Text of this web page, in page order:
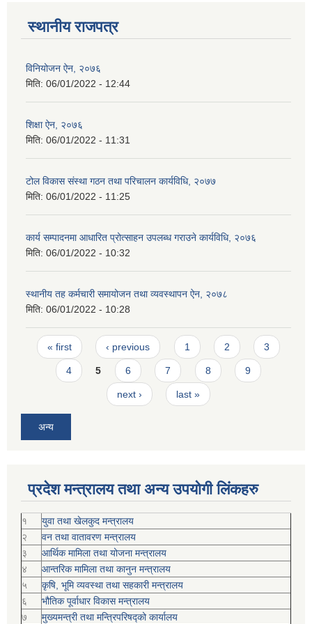
स्थानीय राजपत्र
विनियोजन ऐन, २०७६
मिति: 06/01/2022 - 12:44
शिक्षा ऐन, २०७६
मिति: 06/01/2022 - 11:31
टोल विकास संस्था गठन तथा परिचालन कार्यविधि, २०७७
मिति: 06/01/2022 - 11:25
कार्य सम्पादनमा आधारित प्रोत्साहन उपलब्ध गराउने कार्यविधि, २०७६
मिति: 06/01/2022 - 10:32
स्थानीय तह कर्मचारी समायोजन तथा व्यवस्थापन ऐन, २०७८
मिति: 06/01/2022 - 10:28
Pages
« first ‹ previous 1 2 3
4 5 6 7 8 9
next › last »
अन्य
प्रदेश मन्त्रालय तथा अन्य उपयोगी लिंकहरु
१
युवा तथा खेलकुद मन्त्रालय
२
वन तथा वातावरण मन्त्रालय
३
आर्थिक मामिला तथा योजना मन्त्रालय
४
आन्तरिक मामिला तथा कानुन मन्त्रालय
५
कृषि, भूमि व्यवस्था तथा सहकारी मन्त्रालय
६
भौतिक पूर्वाधार विकास मन्त्रालय
७
मुख्यमन्त्री तथा मन्त्रिपरिषद्को कार्यालय